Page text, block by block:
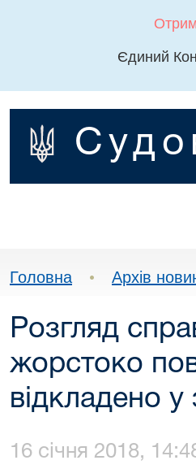
Єдиний
Головна • Архів
Розгляд
жорстоко
відкладено у
16 січня 2018,